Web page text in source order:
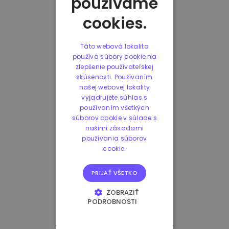
cookies.
Táto webová lokalita
používa súbory cookie na
zlepšenie používateľskej
skúsenosti. Používaním
našej webovej lokality
vyjadrujete súhlas s
používaním všetkých
súborov cookie v súlade s
našimi zásadami
používania súborov
cookie.
PRIJAŤ VŠETKO
ZOBRAZIŤ
PODROBNOSTI